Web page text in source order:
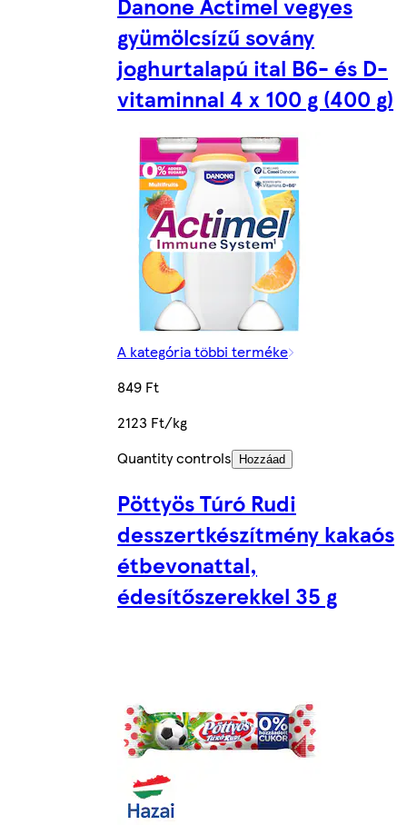
gyümölcsízű sovány
joghurtalapú ital B6- és D-
vitaminnal 4 x 100 g (400 g)
A kategória többi terméke
849 Ft
2123 Ft/kg
Quantity controls
Hozzáad
Pöttyös Túró Rudi
desszertkészítmény kakaós
étbevonattal,
édesítőszerekkel 35 g